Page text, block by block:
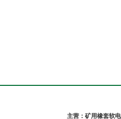
主营：矿用橡套软